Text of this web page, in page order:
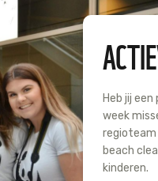
Heb jij
week
beach
kinderen.